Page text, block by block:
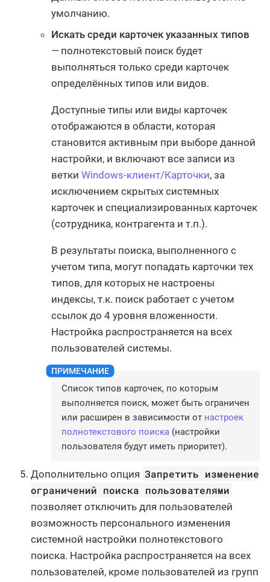
умолчанию.
Искать среди карточек указанных типов
— полнотекстовый поиск будет
выполняться только среди карточек
определённых типов или видов.
Доступные типы или виды карточек
отображаются в области, которая
становится активным при выборе данной
настройки, и включают все записи из
ветки Windows-клиент/Карточки, за
исключением скрытых системных
карточек и специализированных карточек
(сотрудника, контрагента и т.п.).
В результаты поиска, выполненного с
учетом типа, могут попадать карточки тех
типов, для которых не настроены
индексы, т.к. поиск работает с учетом
ссылок до 4 уровня вложенности.
Настройка распространяется на всех
пользователей системы.
Список типов карточек, по которым
выполняется поиск, может быть ограничен
или расширен в зависимости от настроек
полнотекстового поиска (настройки
пользователя будут иметь приоритет).
Дополнительно опция Запретить изменение
ограничений поиска пользователями
позволяет отключить для пользователей
возможность персонального изменения
системной настройки полнотекстового
поиска. Настройка распространяется на всех
пользователей, кроме пользователей из групп